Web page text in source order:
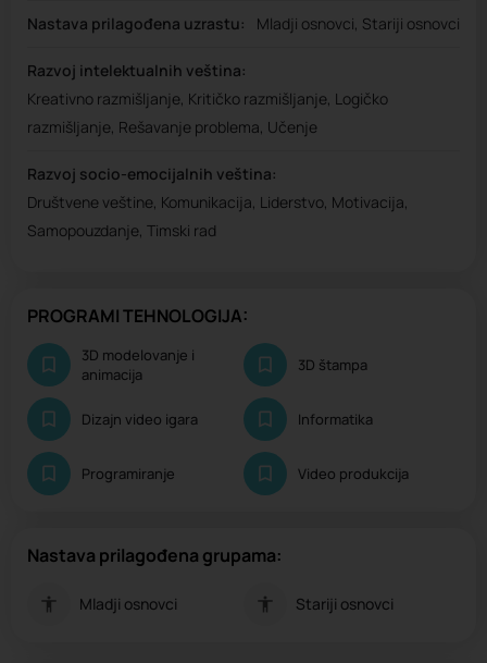
Nastava prilagođena uzrastu: Mladji osnovci, Stariji osnovci
Razvoj intelektualnih veština:
Kreativno razmišljanje, Kritičko razmišljanje, Logičko
razmišljanje, Rešavanje problema, Učenje
Razvoj socio-emocijalnih veština:
Društvene veštine, Komunikacija, Liderstvo, Motivacija,
Samopouzdanje, Timski rad
PROGRAMI TEHNOLOGIJA:
3D modelovanje i
animacija
3D štampa
Dizajn video igara Informatika
Programiranje Video produkcija
Nastava prilagođena grupama:
Mladji osnovci Stariji osnovci